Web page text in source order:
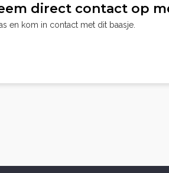
direct contact op
en kom in contact met dit baasje.